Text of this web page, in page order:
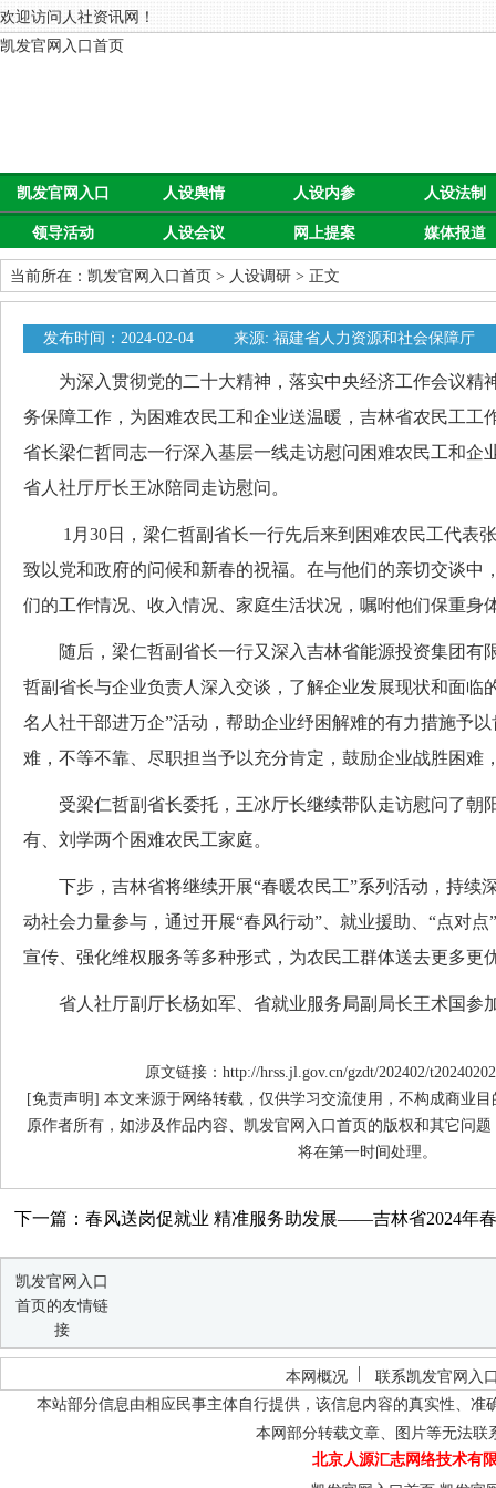
欢迎访问人社资讯网！
凯发官网入口首页
凯发官网入口
首页
人设舆情 人设内参 人设法制
领导活动 人设会议 网上提案 媒体报道
当前所在： 凯发官网入口首页 > 人设调研 > 正文
发布时间：2024-02-04 来源: 福建省人力资源和社会保障厅
为深入贯彻党的二十大精神，落实中央经济工作会议精
务保障工作，为困难农民工和企业送温暖，吉林省农民工工
省长梁仁哲同志一行深入基层一线走访慰问困难农民工和企
省人社厅厅长王冰陪同走访慰问。
1月30日，梁仁哲副省长一行先后来到困难农民工代表
致以党和政府的问候和新春的祝福。在与他们的亲切交谈中
们的工作情况、收入情况、家庭生活状况，嘱咐他们保重身
随后，梁仁哲副省长一行又深入吉林省能源投资集团有
哲副省长与企业负责人深入交谈，了解企业发展现状和面临
名人社干部进万企”活动，帮助企业纾困解难的有力措施予
难，不等不靠、尽职担当予以充分肯定，鼓励企业战胜困难
受梁仁哲副省长委托，王冰厅长继续带队走访慰问了朝
有、刘学两个困难农民工家庭。
下步，吉林省将继续开展“春暖农民工”系列活动，持续
动社会力量参与，通过开展“春风行动”、就业援助、“点对
宣传、强化维权服务等多种形式，为农民工群体送去更多更
省人社厅副厅长杨如军、省就业服务局副局长王术国参
原文链接：http://hrss.jl.gov.cn/gzdt/202402/
[免责声明] 本文来源于网络转载，仅供学习交流使用，不构成商业
原作者所有，如涉及作品内容、凯发官网入口首页的版权和其它问
将在第一时间处理。
下一篇：春风送岗促就业 精准服务助发展——吉林省2024年
凯发官网入口
首页的友情链
接
本网概况
联系凯发官网入
本站部分信息由相应民事主体自行提供，该信息内容的真实性、准
本网部分转载文章、图片等无法
北京人源汇志网络技术有